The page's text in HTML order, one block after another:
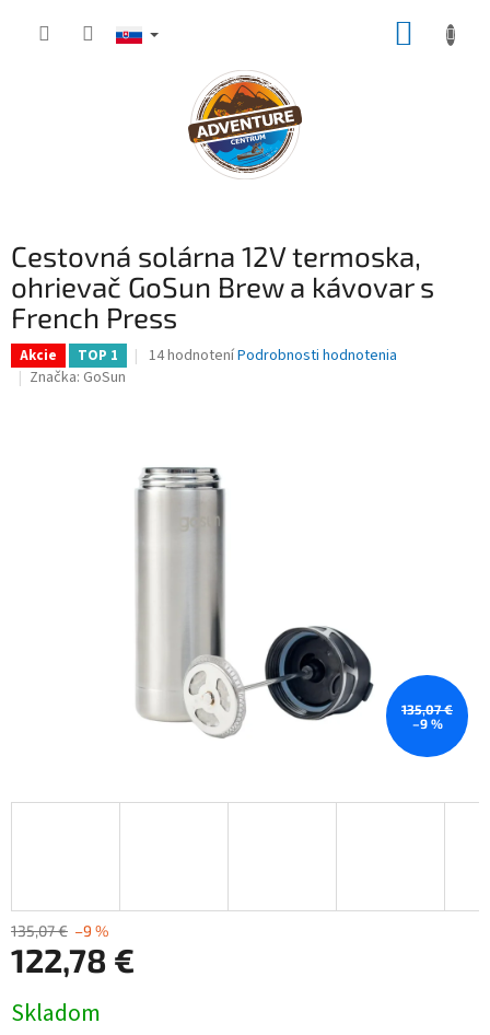
Cestovná solárna 12V termoska,
ohrievač GoSun Brew a kávovar s
French Press
Akcie TOP 1
Priemerné
5
hviezdičiek.
14 hodnoteníPodrobnosti hodnotenia
Značka: GoSun
135,07 €
–9 %
135,07 € –9 %
122,78 €
cena:
Skladom